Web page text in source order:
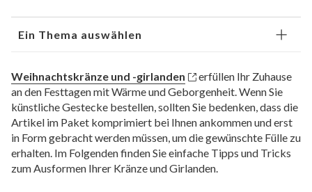
Ein Thema auswählen
Weihnachtskränze und -girlanden
erfüllen Ihr Zuhause
an den Festtagen mit Wärme und Geborgenheit. Wenn Sie
künstliche Gestecke bestellen, sollten Sie bedenken, dass die
Artikel im Paket komprimiert bei Ihnen ankommen und erst
in Form gebracht werden müssen, um die gewünschte Fülle zu
erhalten. Im Folgenden finden Sie einfache Tipps und Tricks
zum Ausformen Ihrer Kränze und Girlanden.